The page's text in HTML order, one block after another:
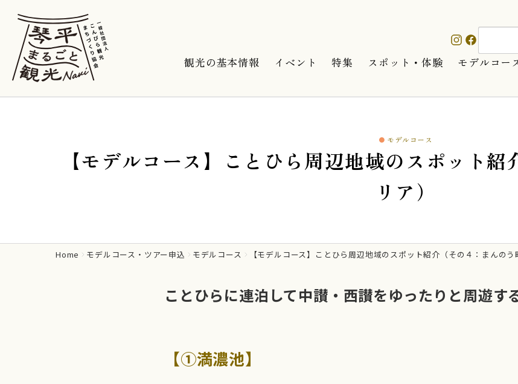
観光の基本情報 イベント 特集 スポット・体験 モデルコー
モデルコース
【モデルコース】ことひら周辺地域のスポット
リア）
Home モデルコース・ツアー申込 モデルコース 【モデルコース】ことひら周辺地域のスポット紹介（その４：まんのう
ことひらに連泊して中讃・西讃をゆったりと周遊す
【➀満濃池】